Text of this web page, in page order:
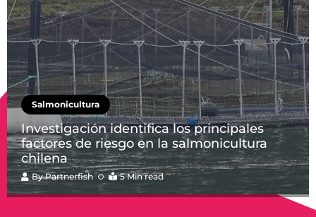
Salmonicultura
Investigación identifica los principales
factores de riesgo en la salmonicultura
chilena
ByPartnerfish 5 Min read